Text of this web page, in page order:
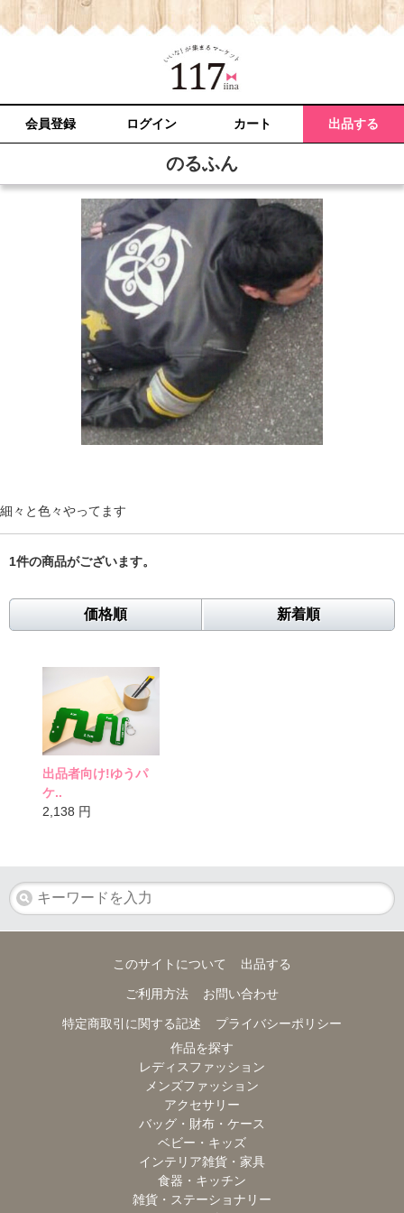
会員登録 ログイン カート 出品する
のるふん
細々と色々やってます
1件の商品がございます。
価格順 新着順
出品者向け!ゆうパ
ケ..
2,138 円
このサイトについて 出品する
ご利用方法 お問い合わせ
特定商取引に関する記述
プライバシーポリシー
作品を探す
レディスファッション
メンズファッション
アクセサリー
バッグ・財布・ケース
ベビー・キッズ
インテリア雑貨・家具
食器・キッチン
雑貨・ステーショナリー